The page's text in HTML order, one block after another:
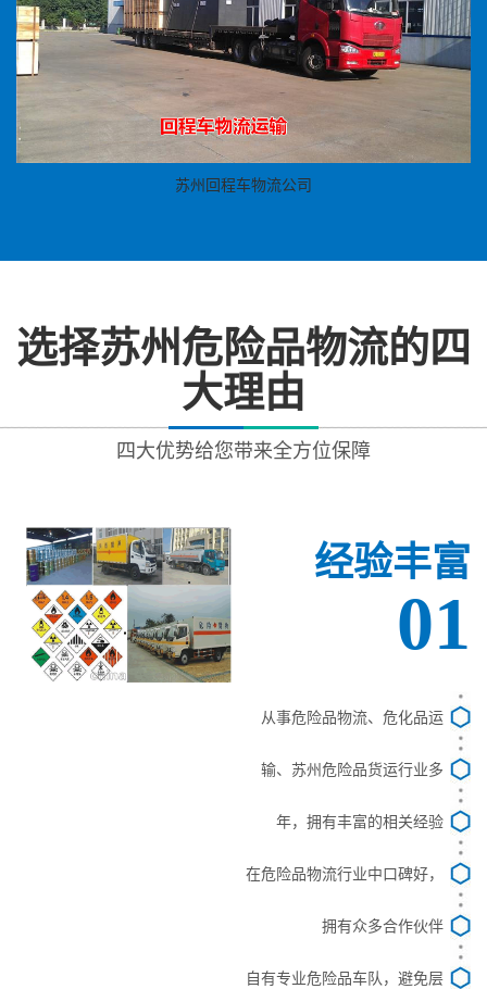
苏州回程车物流公司
选择苏州危险品物流的四
大理由
四大优势给您带来全方位保障
经验丰富
01
从事危险品物流、危化品运
输、苏州危险品货运行业多
年，拥有丰富的相关经验
在危险品物流行业中口碑好，
拥有众多合作伙伴
自有专业危险品车队，避免层